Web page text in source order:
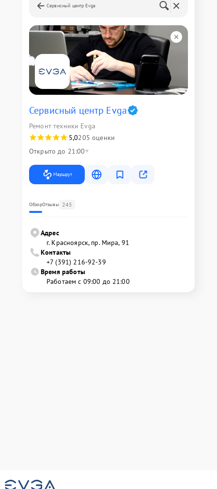
Сервисный центр Evga
Сервисный центр Evga
Ремонт техники Evga
5,0205 оценки
Открыто до 21:00
Маршрут
ОбзорОтзывы 245
Адрес
г. Красноярск, ​пр. Мира, 91
Контакты
+7 (391) 216-92-39
Время работы
Работаем с 09:00 до 21:00